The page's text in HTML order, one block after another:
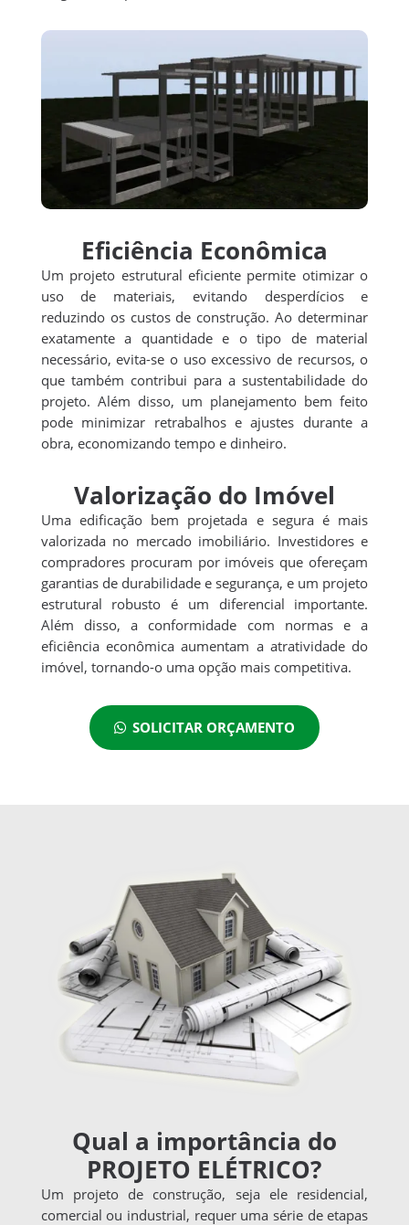
Eficiência Econômica
Um projeto estrutural eficiente permite otimizar o
uso de materiais, evitando desperdícios e
reduzindo os custos de construção. Ao determinar
exatamente a quantidade e o tipo de material
necessário, evita-se o uso excessivo de recursos, o
que também contribui para a sustentabilidade do
projeto. Além disso, um planejamento bem feito
pode minimizar retrabalhos e ajustes durante a
obra, economizando tempo e dinheiro.
Valorização do Imóvel
Uma edificação bem projetada e segura é mais
valorizada no mercado imobiliário. Investidores e
compradores procuram por imóveis que ofereçam
garantias de durabilidade e segurança, e um projeto
estrutural robusto é um diferencial importante.
Além disso, a conformidade com normas e a
eficiência econômica aumentam a atratividade do
imóvel, tornando-o uma opção mais competitiva.
SOLICITAR ORÇAMENTO
Qual a importância do
PROJETO ELÉTRICO?
Um projeto de construção, seja ele residencial,
comercial ou industrial, requer uma série de etapas